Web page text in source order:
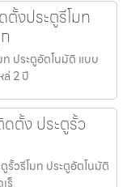
งประตูรีโมท
ประตูอัตโนมัติ แบบ
ล่ 2 ปี
ตั้ง ประตูรั้ว
รั้วรีโมท ประตูอัตโนมัติ
ร็